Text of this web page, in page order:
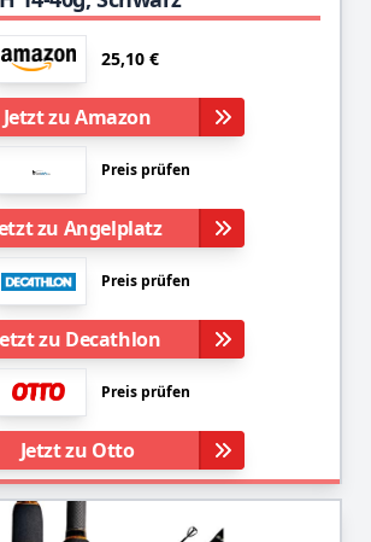
25,10 €
Jetzt zu Amazon
Preis prüfen
zu Angelplatz
Preis prüfen
zu Decathlon
Preis prüfen
Jetzt zu Otto